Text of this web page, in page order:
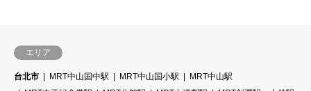
エリア
台北市 MRT中山国中駅 MRT中山国小駅
MRT中山駅